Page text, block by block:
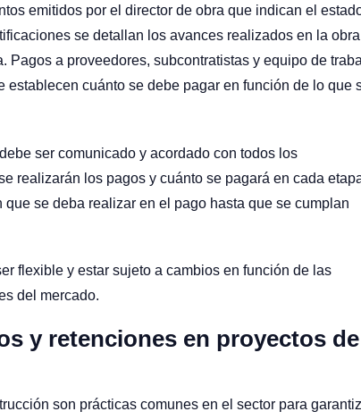
emitidos por el director de obra que indican el
se detallan los avances realizados en la
Pagos a proveedores, subcontratistas y equipo de
cuánto se debe pagar en función de lo que
ser comunicado y acordado con todos los
realizarán los pagos y cuánto se pagará en cada
se deba realizar en el pago hasta que se cumplan
flexible y estar sujeto a cambios en función de las
del mercado.
y retenciones en proyectos de
son prácticas comunes en el sector para